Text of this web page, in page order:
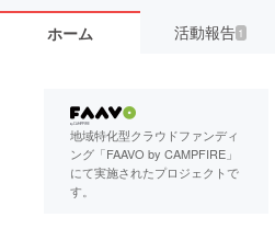
ホーム 活動報告 1
地域特化型クラウドファンディ
ング「FAAVO by CAMPFIRE」
にて実施されたプロジェクトで
す。